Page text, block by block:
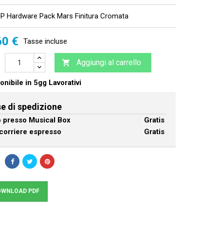
Hardware Pack Mars Finitura Cromata
€ Tasse incluse
 Aggiungi al carrello
in 5gg Lavorativi
di spedizione
presso Musical Box
Gratis
espresso
Gratis
PDF